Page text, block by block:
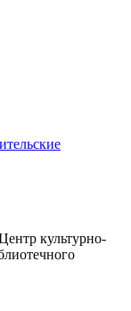
культурно-